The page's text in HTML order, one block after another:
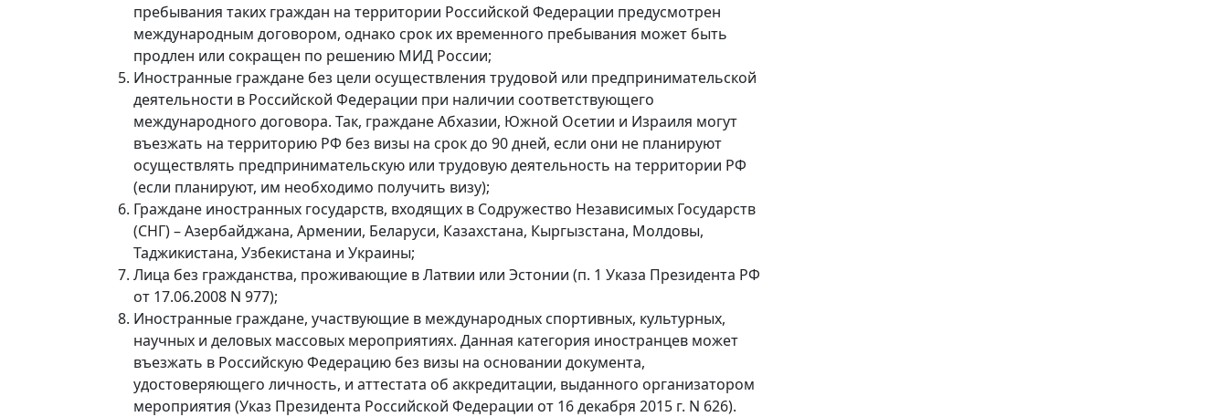
пребывания таких граждан на территории Российской Федерации предусмотрен
международным договором, однако срок их временного пребывания может быть
продлен или сокращен по решению МИД России;
Иностранные граждане без цели осуществления трудовой или предпринимательской
деятельности в Российской Федерации при наличии соответствующего
международного договора. Так, граждане Абхазии, Южной Осетии и Израиля могут
въезжать на территорию РФ без визы на срок до 90 дней, если они не планируют
осуществлять предпринимательскую или трудовую деятельность на территории РФ
(если планируют, им необходимо получить визу);
Граждане иностранных государств, входящих в Содружество Независимых Государств
(СНГ) – Азербайджана, Армении, Беларуси, Казахстана, Кыргызстана, Молдовы,
Таджикистана, Узбекистана и Украины;
Лица без гражданства, проживающие в Латвии или Эстонии (п. 1 Указа Президента РФ
от 17.06.2008 N 977);
Иностранные граждане, участвующие в международных спортивных, культурных,
научных и деловых массовых мероприятиях. Данная категория иностранцев может
въезжать в Российскую Федерацию без визы на основании документа,
удостоверяющего личность, и аттестата об аккредитации, выданного организатором
мероприятия (Указ Президента Российской Федерации от 16 декабря 2015 г. N 626).